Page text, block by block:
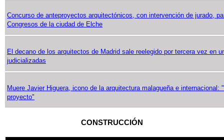
Concurso de anteproyectos arquitectónicos, con intervención de jurado,
Congresos de la ciudad de Elche
El decano de los arquitectos de Madrid sale reelegido por tercera vez en
judicializadas
Muere Javier Higuera, icono de la arquitectura malagueña e internacional:
proyecto"
CONSTRUCCIÓN